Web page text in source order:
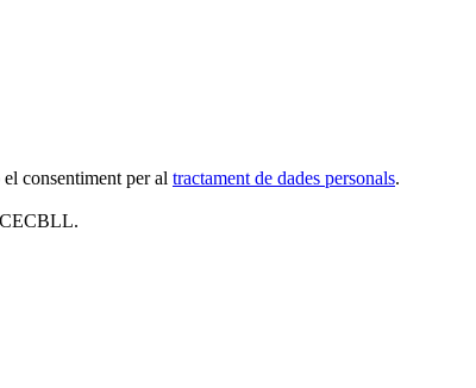
consentiment per al tractament de dades personals.
CECBLL.